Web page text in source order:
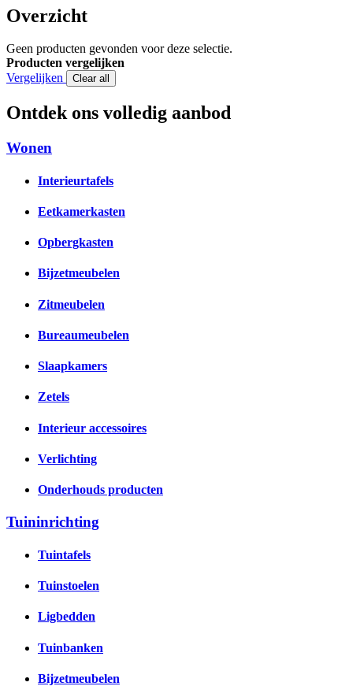
Overzicht
Geen producten gevonden voor deze selectie.
Producten vergelijken
Vergelijken
Clear all
Ontdek ons volledig aanbod
Wonen
Interieurtafels
Eetkamerkasten
Opbergkasten
Bijzetmeubelen
Zitmeubelen
Bureaumeubelen
Slaapkamers
Zetels
Interieur accessoires
Verlichting
Onderhouds producten
Tuininrichting
Tuintafels
Tuinstoelen
Ligbedden
Tuinbanken
Bijzetmeubelen